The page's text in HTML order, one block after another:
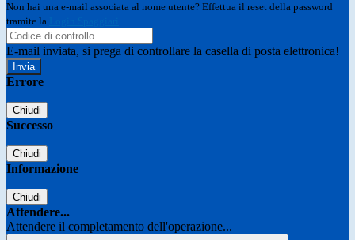
Non hai una e-mail associata al nome utente? Effettua il reset della password
tramite la
E-mail inviata, si prega di controllare la casella di posta elettronica!
Errore
Chiudi
Successo
Chiudi
Informazione
Chiudi
Attendere...
Attendere il completamento dell'operazione...